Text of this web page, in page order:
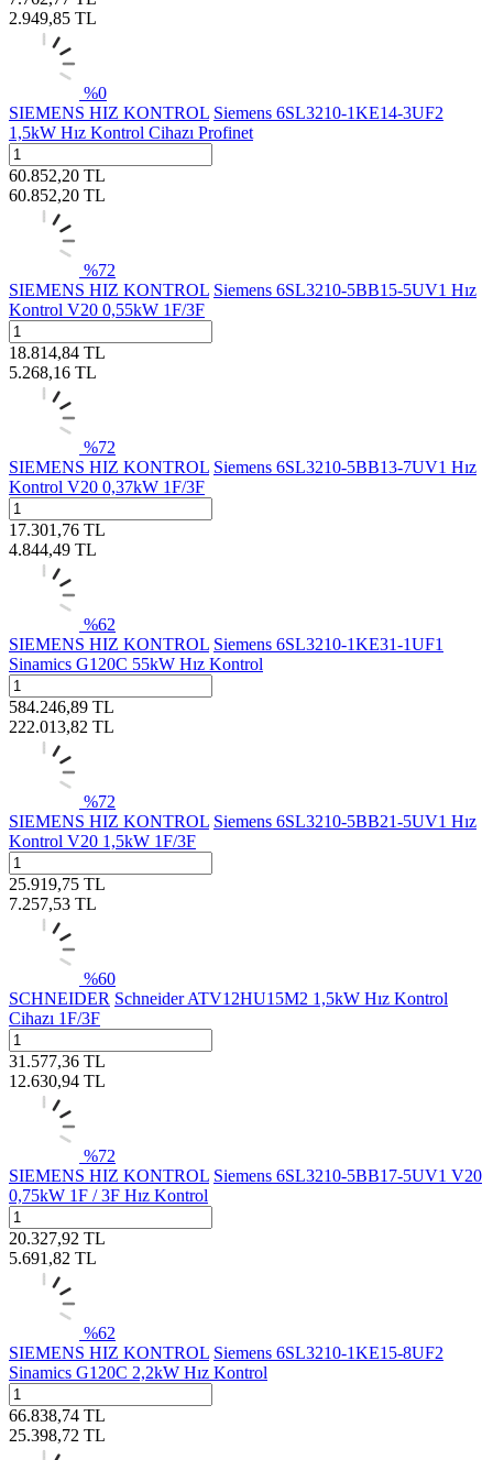
2.949,85 TL
%0
SIEMENS HIZ KONTROL Siemens 6SL3210-1KE14-3UF2
1,5kW Hız Kontrol Cihazı Profinet
60.852,20 TL
60.852,20 TL
%72
SIEMENS HIZ KONTROL Siemens 6SL3210-5BB15-5UV1 Hız
Kontrol V20 0,55kW 1F/3F
18.814,84 TL
5.268,16 TL
%72
SIEMENS HIZ KONTROL Siemens 6SL3210-5BB13-7UV1 Hız
Kontrol V20 0,37kW 1F/3F
17.301,76 TL
4.844,49 TL
%62
SIEMENS HIZ KONTROL Siemens 6SL3210-1KE31-1UF1
Sinamics G120C 55kW Hız Kontrol
584.246,89 TL
222.013,82 TL
%72
SIEMENS HIZ KONTROL Siemens 6SL3210-5BB21-5UV1 Hız
Kontrol V20 1,5kW 1F/3F
25.919,75 TL
7.257,53 TL
%60
SCHNEIDER Schneider ATV12HU15M2 1,5kW Hız Kontrol
Cihazı 1F/3F
31.577,36 TL
12.630,94 TL
%72
SIEMENS HIZ KONTROL Siemens 6SL3210-5BB17-5UV1 V20
0,75kW 1F / 3F Hız Kontrol
20.327,92 TL
5.691,82 TL
%62
SIEMENS HIZ KONTROL Siemens 6SL3210-1KE15-8UF2
Sinamics G120C 2,2kW Hız Kontrol
66.838,74 TL
25.398,72 TL